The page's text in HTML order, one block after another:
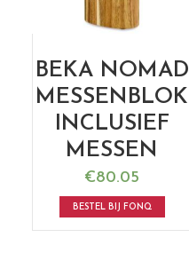
BEKA NOMAD
MESSENBLOK
INCLUSIEF
MESSEN
€80.05
BESTEL BIJ FONQ